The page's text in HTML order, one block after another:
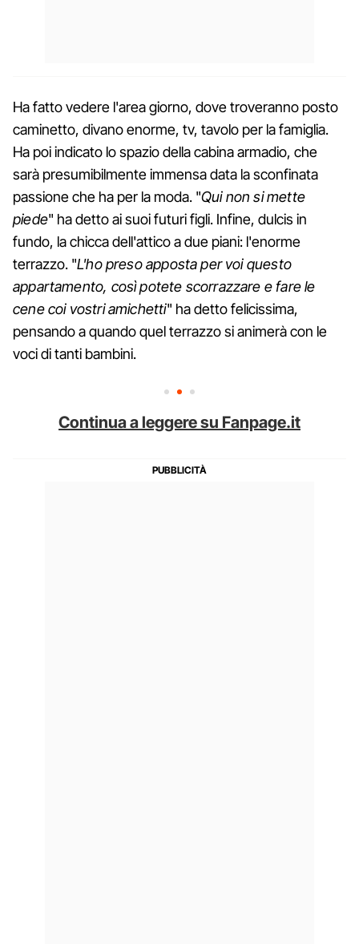
Ha fatto vedere l'area giorno, dove troveranno posto
caminetto, divano enorme, tv, tavolo per la famiglia.
Ha poi indicato lo spazio della cabina armadio, che
sarà presumibilmente immensa data la sconfinata
passione che ha per la moda. "Qui non si mette
piede" ha detto ai suoi futuri figli. Infine, dulcis in
fundo, la chicca dell'attico a due piani: l'enorme
terrazzo. "L'ho preso apposta per voi questo
appartamento, così potete scorrazzare e fare le
cene coi vostri amichetti" ha detto felicissima,
pensando a quando quel terrazzo si animerà con le
voci di tanti bambini.
Continua a leggere su Fanpage.it